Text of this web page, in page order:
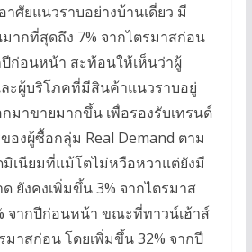
ศัยแนวราบอย่างบ้านเดี่ยว มี
ากที่สุดถึง 7% จากไตรมาสก่อน
ปีก่อนหน้า สะท้อนให้เห็นว่าผู้
ะผู้บริโภคที่มีสินค้าแนวราบอยู่
มาขายมากขึ้น เพื่อรองรับเทรนด์
องผู้ซื้อกลุ่ม Real Demand ตาม
เนียมที่แม้โตไม่หวือหวาแต่ยังมี
ยังคงเพิ่มขึ้น 3% จากไตรมาส
จากปีก่อนหน้า ขณะที่ทาวน์เฮ้าส์
มาสก่อน โดยเพิ่มขึ้น 32% จากปี